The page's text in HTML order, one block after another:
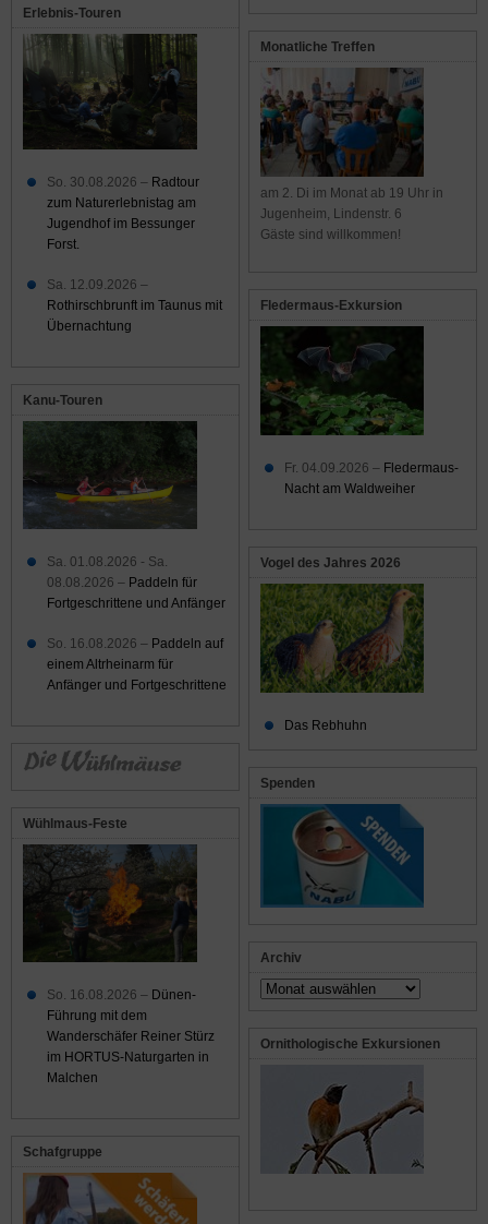
Monatliche Treffen
am 2. Di im Monat ab 19 Uhr in
Jugenheim, Lindenstr. 6
Gäste sind willkommen!
Fledermaus-Exkursion
Fr. 04.09.2026 – Fledermaus-
Nacht am Waldweiher
Vogel des Jahres 2026
Das Rebhuhn
Spenden
Archiv
Archiv
Ornithologische Exkursionen
Erlebnis-Touren
So. 30.08.2026 – Radtour
zum Naturerlebnistag am
Jugendhof im Bessunger
Forst.
Sa. 12.09.2026 –
Rothirschbrunft im Taunus mit
Übernachtung
Kanu-Touren
Sa. 01.08.2026 - Sa.
08.08.2026 – Paddeln für
Fortgeschrittene und Anfänger
So. 16.08.2026 – Paddeln auf
einem Altrheinarm für
Anfänger und Fortgeschrittene
Wühlmaus-Feste
So. 16.08.2026 – Dünen-
Führung mit dem
Wanderschäfer Reiner Stürz
im HORTUS-Naturgarten in
Malchen
Schafgruppe